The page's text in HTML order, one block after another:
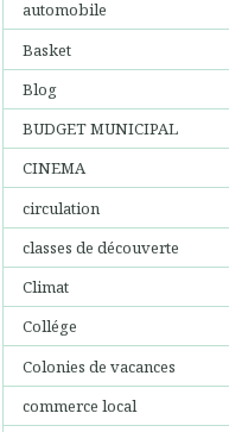
automobile
Basket
Blog
BUDGET MUNICIPAL
CINEMA
circulation
classes de découverte
Climat
Collége
Colonies de vacances
commerce local